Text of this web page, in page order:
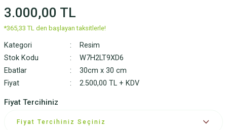
3.000,00 TL
*365,33 TL den başlayan taksitlerle!
Kategori
Resim
Stok Kodu
W7H2LT9XD6
Ebatlar
30cm x 30 cm
Fiyat
2.500,00 TL + KDV
Fiyat Tercihiniz